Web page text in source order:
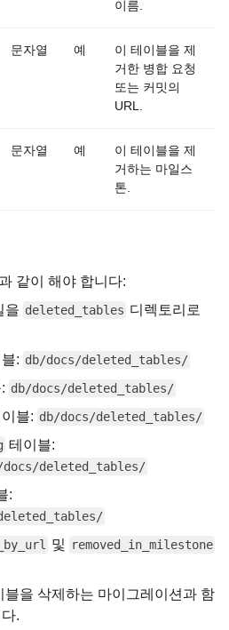
이름.
문자열 예
이 테이블을 제
거한 병합 요청
또는 커밋의
URL.
문자열 예
이 테이블을 제
거하는 마일스
톤.
같이 해야 합니다:
을 deleted_tables 디렉토리로
: db/docs/deleted_tables/
db/docs/deleted_tables/
블: db/docs/deleted_tables/
테이블:
docs/deleted_tables/
:
및 removed_in_milestone
을 삭제하는 마이그레이션과 함
.